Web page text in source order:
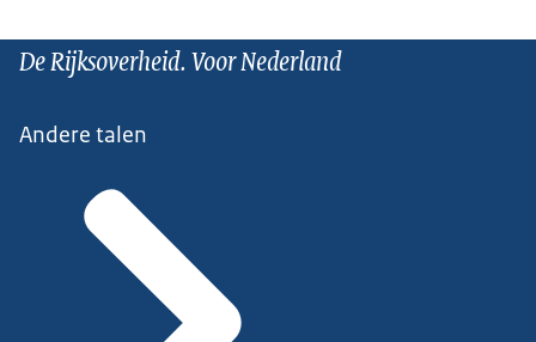
De Rijksoverheid. Voor Nederland
Andere talen